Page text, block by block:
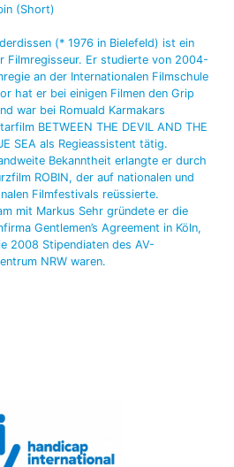
(Short)
(* 1976 in Bielefeld) ist ein
Filmregisseur. Er studierte von 2004-
an der Internationalen Filmschule
hat er bei einigen Filmen den Grip
war bei Romuald Karmakars
BETWEEN THE DEVIL AND THE
SEA als Regieassistent tätig.
Bekanntheit erlangte er durch
ROBIN, der auf nationalen und
Filmfestivals reüssierte.
mit Markus Sehr gründete er die
Gentlemen’s Agreement in Köln,
2008 Stipendiaten des AV-
NRW waren.